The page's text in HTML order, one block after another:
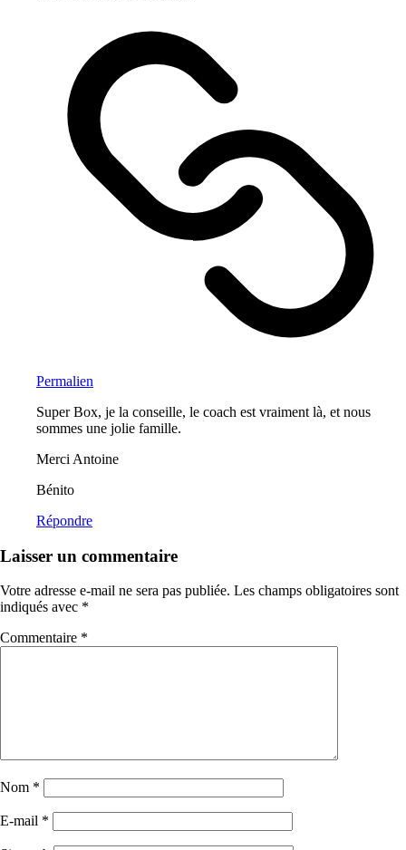
Permalien
Super Box, je la conseille, le coach est vraiment là, et nous
sommes une jolie famille.
Merci Antoine
Bénito
Répondre
Laisser un commentaire
Votre adresse e-mail ne sera pas publiée. Les champs obligatoires sont
indiqués avec *
Commentaire *
Nom *
E-mail *